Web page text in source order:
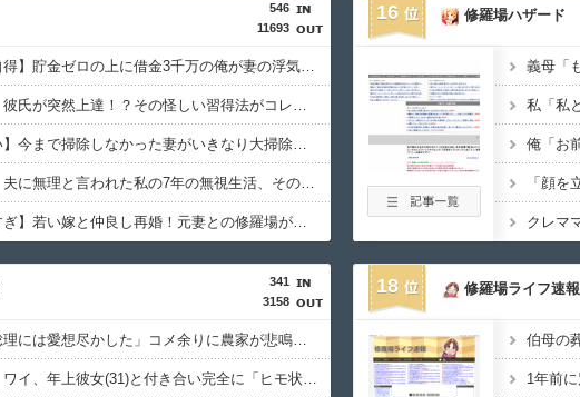
546
11693
【自業自得】貯金ゼロの上に借金3千万の俺が妻の浮気を許す！？その理由がコレwww
【疑惑】彼氏が突然上達！？その怪しい習得法がコレｗｗｗｗ
【怪しい】今まで掃除しなかった妻がいきなり大掃除！その理由がコレｗｗｗｗ
【切実】夫に無理と言われた私の7年の無視生活、その理由がコレｗｗｗ
【ヤバすぎ】若い嫁と仲良し再婚！元妻との修羅場がこれｗｗｗｗ
16 修羅場ハザード
341
3158
「高市総理には愛想尽かした」コメ余りに農家が悲鳴 売値は生産原価の半分以下に…
【郎報】ワイ、年上彼女(31)と付き合い完全に「ヒモ状態」になった結果ｗｗｗ
18 修羅場ライフ速報